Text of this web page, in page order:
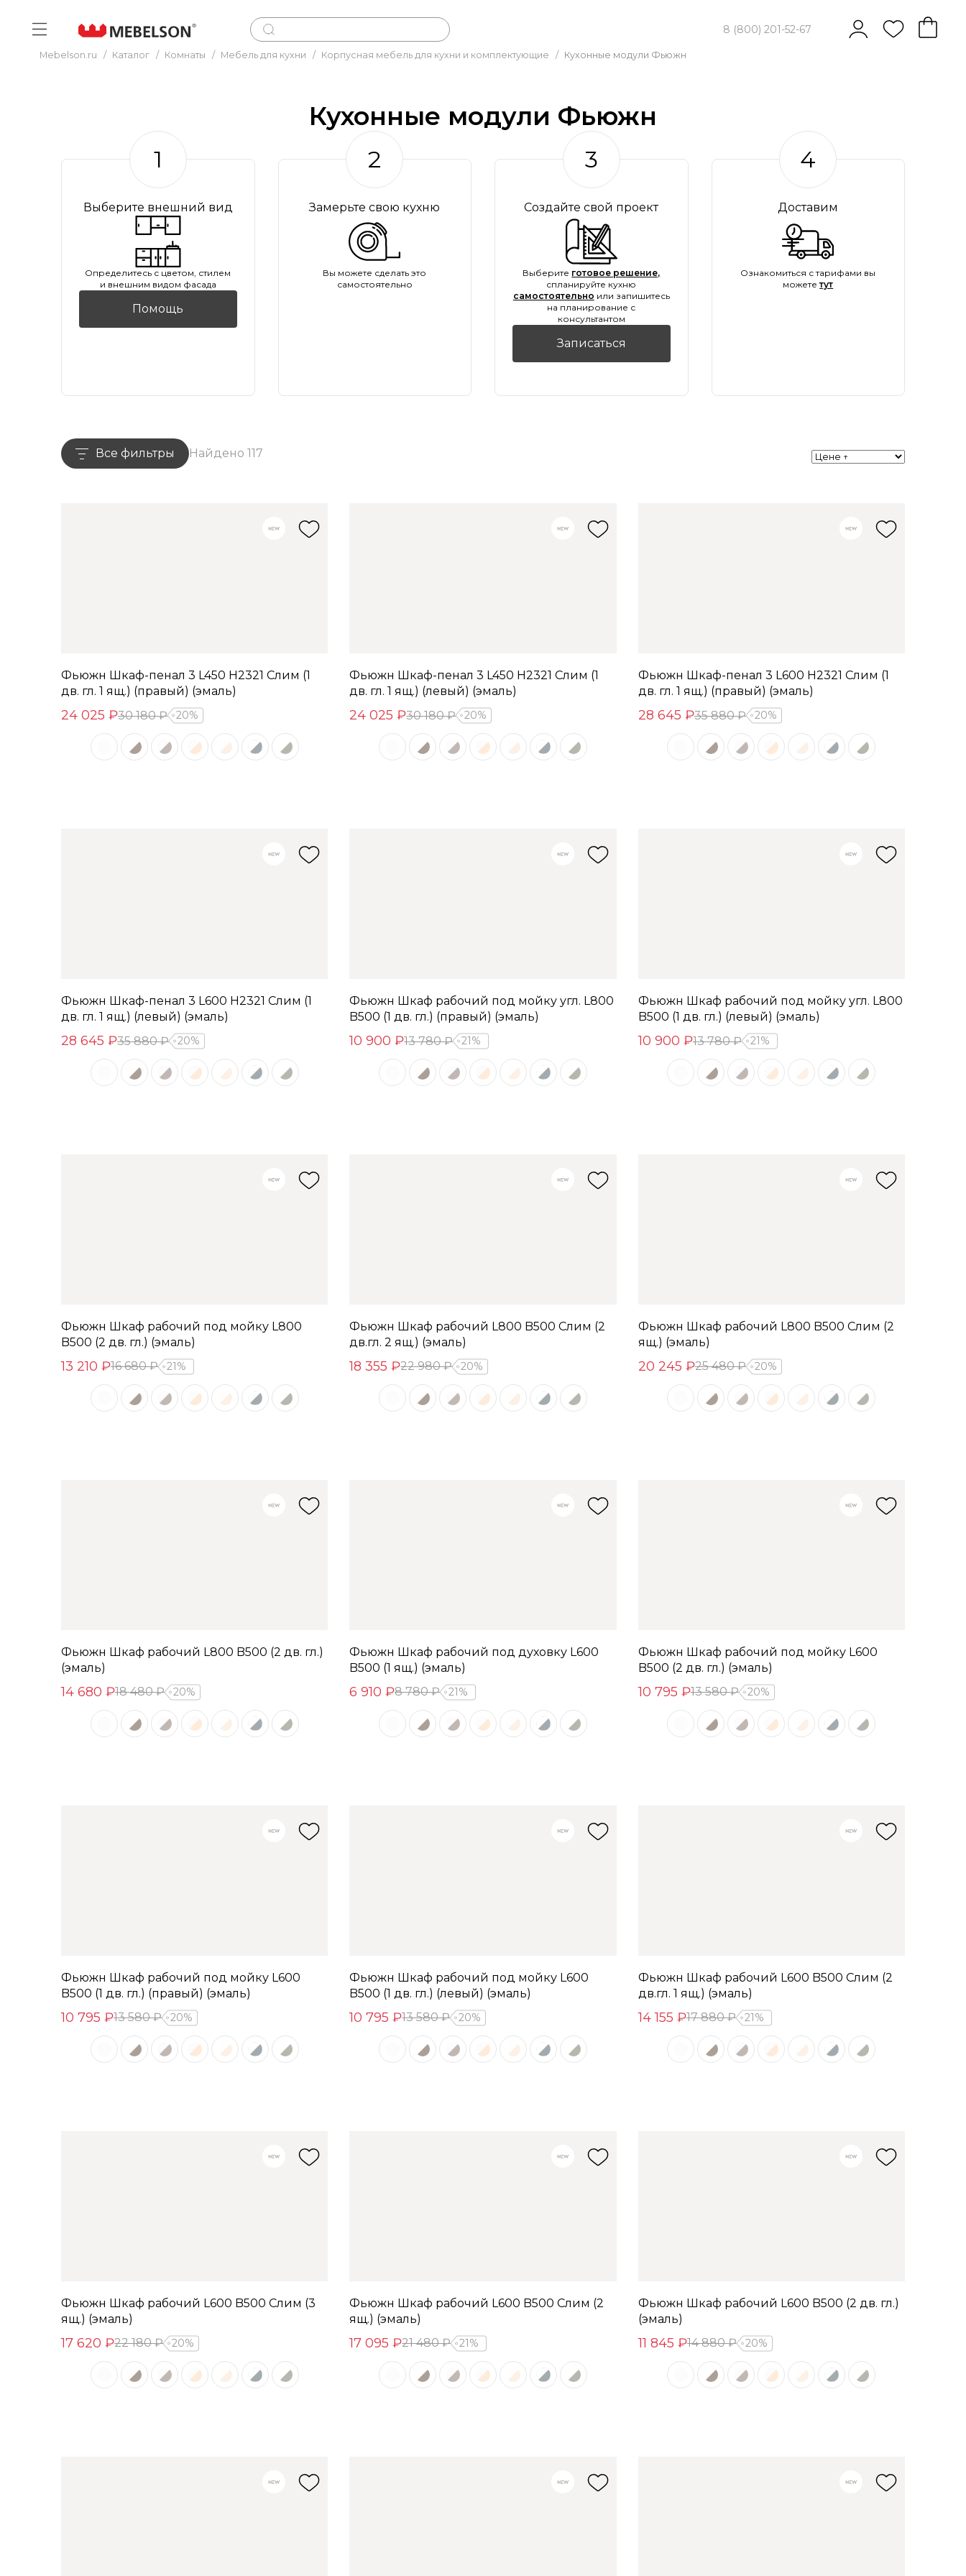
8 (800) 201-52-67
Mebelson.ru / Каталог / Комнаты / Мебель для кухни / Корпусная мебель для кухни и комплектующие / Кухонные модули Фьюжн
Кухонные модули Фьюжн
1
Выберите внешний вид
Oпределитесь с цветом, стилем
и внешним видом фасада
Помощь
2
Замерьте свою кухню
Вы можете сделать это
самостоятельно
3
Создайте свой проект
Выберите готовое решение,
спланируйте кухню
самостоятельно или запишитесь
на планирование с
консультантом
Записаться
4
Доставим
Ознакомиться с тарифами вы
можететут
Все фильтры Найдено 117
Фьюжн Шкаф-пенал 3 L450 H2321 Слим (1
дв. гл. 1 ящ.) (правый) (эмаль)
24 025 ₽30 180 ₽ 20%
Фьюжн Шкаф-пенал 3 L450 H2321 Слим (1
дв. гл. 1 ящ.) (левый) (эмаль)
24 025 ₽30 180 ₽ 20%
Фьюжн Шкаф-пенал 3 L600 H2321 Слим (1
дв. гл. 1 ящ.) (правый) (эмаль)
28 645 ₽35 880 ₽ 20%
Фьюжн Шкаф-пенал 3 L600 H2321 Слим (1
дв. гл. 1 ящ.) (левый) (эмаль)
28 645 ₽35 880 ₽ 20%
Фьюжн Шкаф рабочий под мойку угл. L800
B500 (1 дв. гл.) (правый) (эмаль)
10 900 ₽13 780 ₽ 21%
Фьюжн Шкаф рабочий под мойку угл. L800
B500 (1 дв. гл.) (левый) (эмаль)
10 900 ₽13 780 ₽ 21%
Фьюжн Шкаф рабочий под мойку L800
B500 (2 дв. гл.) (эмаль)
13 210 ₽16 680 ₽ 21%
Фьюжн Шкаф рабочий L800 B500 Слим (2
дв.гл. 2 ящ.) (эмаль)
18 355 ₽22 980 ₽ 20%
Фьюжн Шкаф рабочий L800 B500 Слим (2
ящ.) (эмаль)
20 245 ₽25 480 ₽ 20%
Фьюжн Шкаф рабочий L800 B500 (2 дв. гл.)
(эмаль)
14 680 ₽18 480 ₽ 20%
Фьюжн Шкаф рабочий под духовку L600
B500 (1 ящ.) (эмаль)
6 910 ₽8 780 ₽ 21%
Фьюжн Шкаф рабочий под мойку L600
B500 (2 дв. гл.) (эмаль)
10 795 ₽13 580 ₽ 20%
Фьюжн Шкаф рабочий под мойку L600
B500 (1 дв. гл.) (правый) (эмаль)
10 795 ₽13 580 ₽ 20%
Фьюжн Шкаф рабочий под мойку L600
B500 (1 дв. гл.) (левый) (эмаль)
10 795 ₽13 580 ₽ 20%
Фьюжн Шкаф рабочий L600 B500 Слим (2
дв.гл. 1 ящ.) (эмаль)
14 155 ₽17 880 ₽ 21%
Фьюжн Шкаф рабочий L600 B500 Слим (3
ящ.) (эмаль)
17 620 ₽22 180 ₽ 20%
Фьюжн Шкаф рабочий L600 B500 Слим (2
ящ.) (эмаль)
17 095 ₽21 480 ₽ 21%
Фьюжн Шкаф рабочий L600 B500 (2 дв. гл.)
(эмаль)
11 845 ₽14 880 ₽ 20%